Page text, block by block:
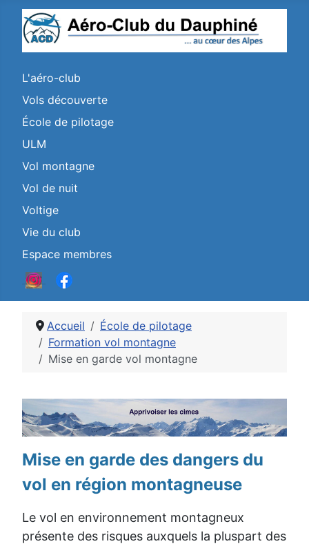
L'aéro-club
Vols découverte
École de pilotage
ULM
Vol montagne
Vol de nuit
Voltige
Vie du club
Espace membres
Accueil
École de pilotage
Formation vol montagne
Mise en garde vol montagne
Détails
Mise en garde des dangers du
vol en région montagneuse
Le vol en environnement montagneux
présente des risques auxquels la pluspart des